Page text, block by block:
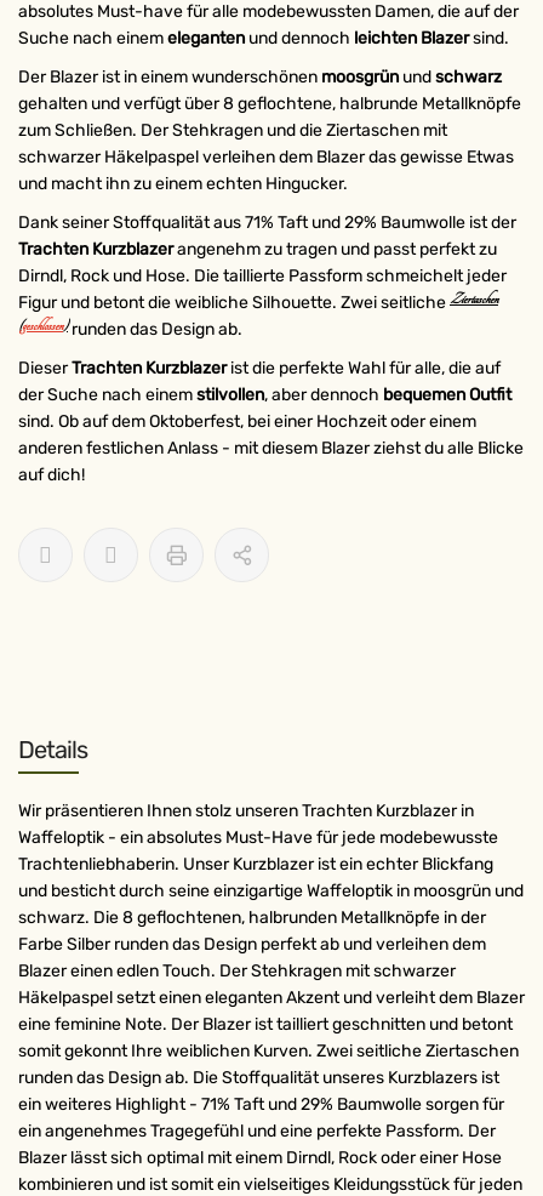
absolutes Must-have für alle modebewussten Damen, die auf der
Suche nach einemeleganten und dennoch leichten Blazersind.
Der Blazer ist in einem wunderschönen moosgrün undschwarz
gehalten und verfügt über 8 geflochtene, halbrunde Metallknöpfe
zum Schließen. Der Stehkragen und die Ziertaschen mit
schwarzer Häkelpaspel verleihen dem Blazer das gewisse Etwas
und macht ihn zu einem echten Hingucker.
Dank seiner Stoffqualität aus 71% Taft und 29% Baumwolle ist der
Trachten Kurzblazerangenehm zu tragen und passt perfekt zu
Dirndl, Rock und Hose. Die taillierte Passform schmeichelt jeder
Figur und betont die weibliche Silhouette. Zwei seitlicheZiertaschen
(geschlossen)runden das Design ab.
DieserTrachten Kurzblazerist die perfekte Wahl für alle, die auf
der Suche nach einemstilvollen, aber dennoch bequemen Outfit
sind. Ob auf dem Oktoberfest, bei einer Hochzeit oder einem
anderen festlichen Anlass - mit diesem Blazer ziehst du alle Blicke
auf dich!
Details
Wir präsentieren Ihnen stolz unseren Trachten Kurzblazer in
Waffeloptik - ein absolutes Must-Have für jede modebewusste
Trachtenliebhaberin. Unser Kurzblazer ist ein echter Blickfang
und besticht durch seine einzigartige Waffeloptik in moosgrün und
schwarz. Die 8 geflochtenen, halbrunden Metallknöpfe in der
Farbe Silber runden das Design perfekt ab und verleihen dem
Blazer einen edlen Touch. Der Stehkragen mit schwarzer
Häkelpaspel setzt einen eleganten Akzent und verleiht dem Blazer
eine feminine Note. Der Blazer ist tailliert geschnitten und betont
somit gekonnt Ihre weiblichen Kurven. Zwei seitliche Ziertaschen
runden das Design ab. Die Stoffqualität unseres Kurzblazers ist
ein weiteres Highlight - 71% Taft und 29% Baumwolle sorgen für
ein angenehmes Tragegefühl und eine perfekte Passform. Der
Blazer lässt sich optimal mit einem Dirndl, Rock oder einer Hose
kombinieren und ist somit ein vielseitiges Kleidungsstück für jeden